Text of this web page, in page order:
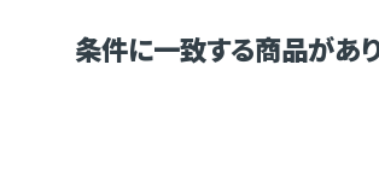
条件に一致する商品があ